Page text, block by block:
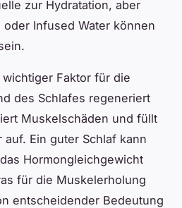
zur Hydratation, aber
Infused Water können
Faktor für die
des Schlafes regeneriert
Muskelschäden und füllt
Ein guter Schlaf kann
Hormongleichgewicht
für die Muskelerholung
entscheidender Bedeutung